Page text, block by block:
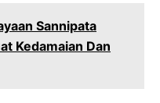
Sannipata
Kedamaian Dan